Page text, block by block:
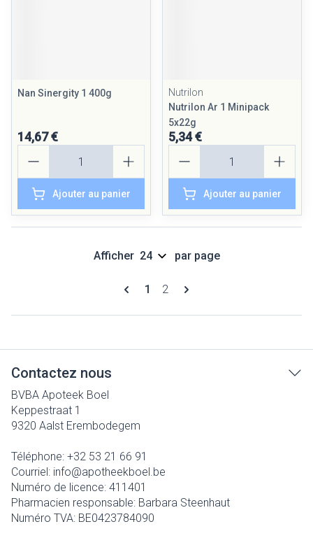
Nan Sinergity 1 400g
14,67 €
Ajouter au panier
Nutrilon
Nutrilon Ar 1 Minipack
5x22g
5,34 €
Ajouter au panier
Pages
Vous lisez actuellement la page
1 Page
2
Afficher par page
Contactez nous
BVBA Apoteek Boel
Keppestraat 1
9320 Aalst Erembodegem
Téléphone: +32 53 21 66 91
Courriel: info@apotheekboel.be
Numéro de licence: 411401
Pharmacien responsable: Barbara Steenhaut
Numéro TVA: BE0423784090